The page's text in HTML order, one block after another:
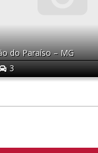
do Paraíso–MG
3